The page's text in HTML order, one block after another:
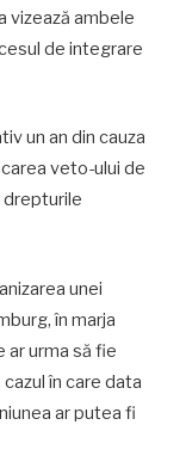
vizează ambele
de integrare
un an din cauza
veto-ului de
drepturile
unei
în marja
ar urma să fie
în care data
ar putea fi